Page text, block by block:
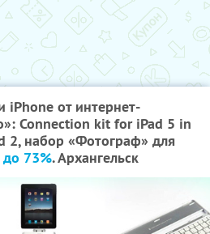
iPhone от интернет-
Connection kit for iPad 5 in
2, набор «Фотограф» для
73%. Архангельск